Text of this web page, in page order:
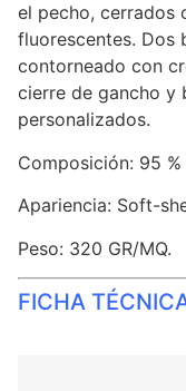
el pecho, cerrados
fluorescentes. Dos
contorneado con
cierre de gancho y
personalizados.
Composición: 95
Apariencia: Soft-
Peso: 320 GR/MQ.
FICHA